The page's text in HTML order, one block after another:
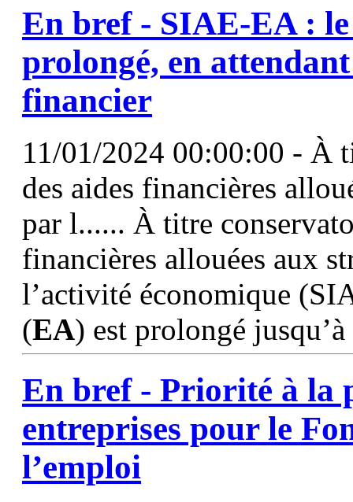
En bref - SIAE-EA: le
prolongé, en
financier
11/01/2024 00:00:00 - À
des aides financières
par l...... À titre
financières allouées aux
l’activité économique
(EA) est prolongé
En bref - Priorité à la
entreprises pour le
l’emploi